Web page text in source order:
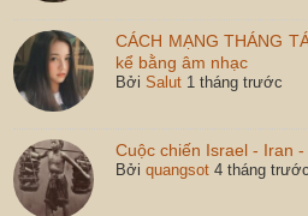
CÁCH MẠNG THÁNG
kể bằng âm nhạc
BởiSalut 1 tháng trước
Cuộc chiến Israel - Iran
Bởiquangsot 4 tháng trước